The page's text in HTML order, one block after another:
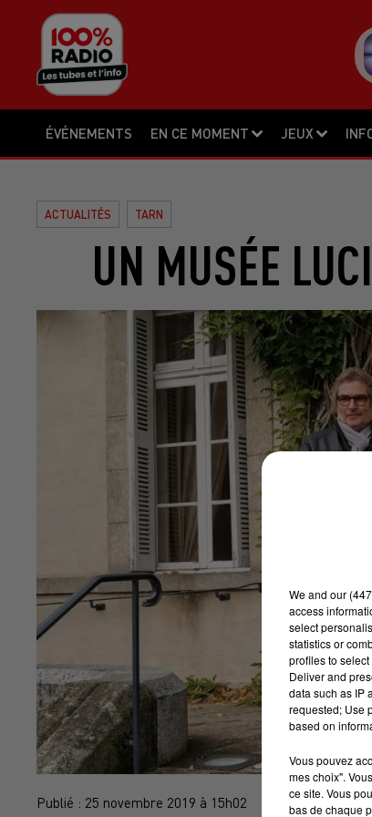
ÉVÉNEMENTS EN CE MOMENT JEUX
ACTUALITÉS TARN
UN MUSÉE
Publié : 25 novembre 2019 à 15h02
We and our
access
select
statistics or
profiles to
Deliver and
data such as IP
requested; Use
based on
Vous pouvez
mes choix".
ce site. Vous
bas de chaque